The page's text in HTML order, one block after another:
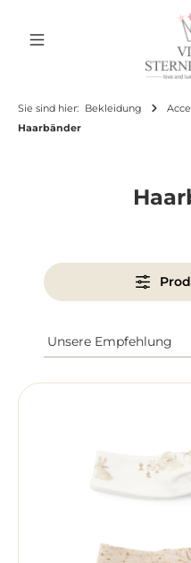
Sie sind hier: Bekleidung
Haarbänder